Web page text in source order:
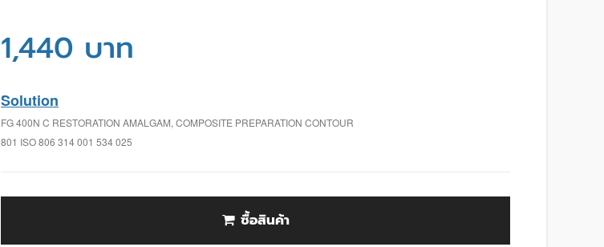
1,440 บาท
Solution
FG 400N C RESTORATION AMALGAM, COMPOSITE PREPARATION CONTOUR
801 ISO 806 314 001 534 025
ซื้อสินค้า